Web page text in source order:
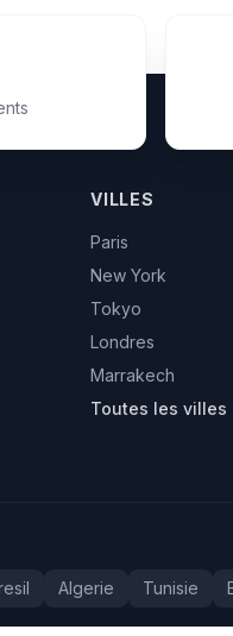
VILLES
Paris
New York
Tokyo
Londres
Marrakech
Toutes les villes
Algerie Tunisie